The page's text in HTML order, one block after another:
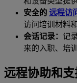
安全的 远程访
访问培训材料
会话记录： 记
来的入职、培
远程协助和支